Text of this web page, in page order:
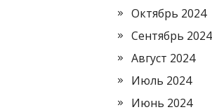
Октябрь 2024
Сентябрь 2024
Август 2024
Июль 2024
Июнь 2024